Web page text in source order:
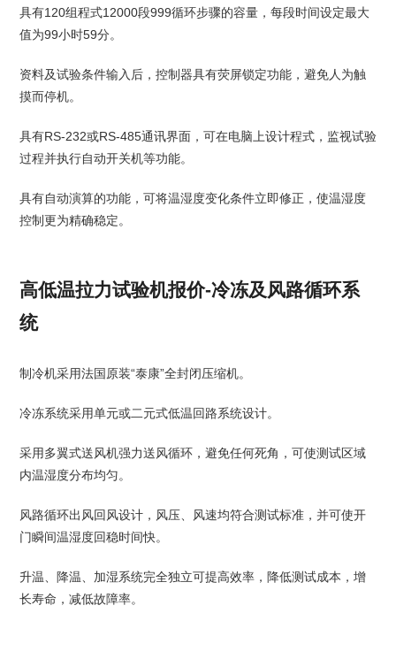
具有120组程式12000段999循环步骤的容量，每段时间设定最大
值为99小时59分。
资料及试验条件输入后，控制器具有荧屏锁定功能，避免人为触
摸而停机。
具有RS-232或RS-485通讯界面，可在电脑上设计程式，监视试验
过程并执行自动开关机等功能。
具有自动演算的功能，可将温湿度变化条件立即修正，使温湿度
控制更为精确稳定。
高低温拉力试验机报价-冷冻及风路循环系
统
制冷机采用法国原装“泰康”全封闭压缩机。
冷冻系统采用单元或二元式低温回路系统设计。
采用多翼式送风机强力送风循环，避免任何死角，可使测试区域
内温湿度分布均匀。
风路循环出风回风设计，风压、风速均符合测试标准，并可使开
门瞬间温湿度回稳时间快。
升温、降温、加湿系统完全独立可提高效率，降低测试成本，增
长寿命，减低故障率。